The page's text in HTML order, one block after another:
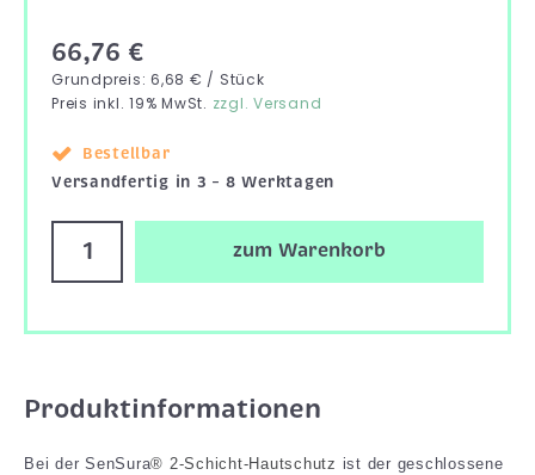
66,76 €
Grundpreis: 6,68 € / Stück
Preis inkl. 19% MwSt. zzgl. Versand
Bestellbar
Versandfertig in 3 – 8 Werktagen
zum Warenkorb
Produktinformationen
Bei der SenSura® 2-Schicht-Hautschutz ist der geschlossene